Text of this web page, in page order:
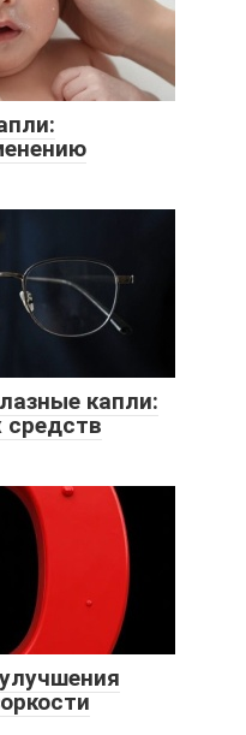
капли:
средств